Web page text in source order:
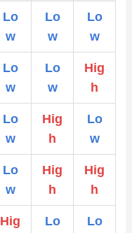
Lo
w
Lo
w
Lo
w
Lo
w
Lo
w
Hig
h
Lo
w
Hig
h
Lo
w
Lo
w
Hig
h
Hig
h
Hig
Lo
Lo